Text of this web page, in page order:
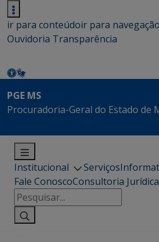
ir para conteúdoir para navegação
Ouvidoria Transparência
PGE MS
Procuradoria-Geral do Estado de
Institucional Serviços
Fale ConoscoConsultoria Jurídica
Pesquisar
por: